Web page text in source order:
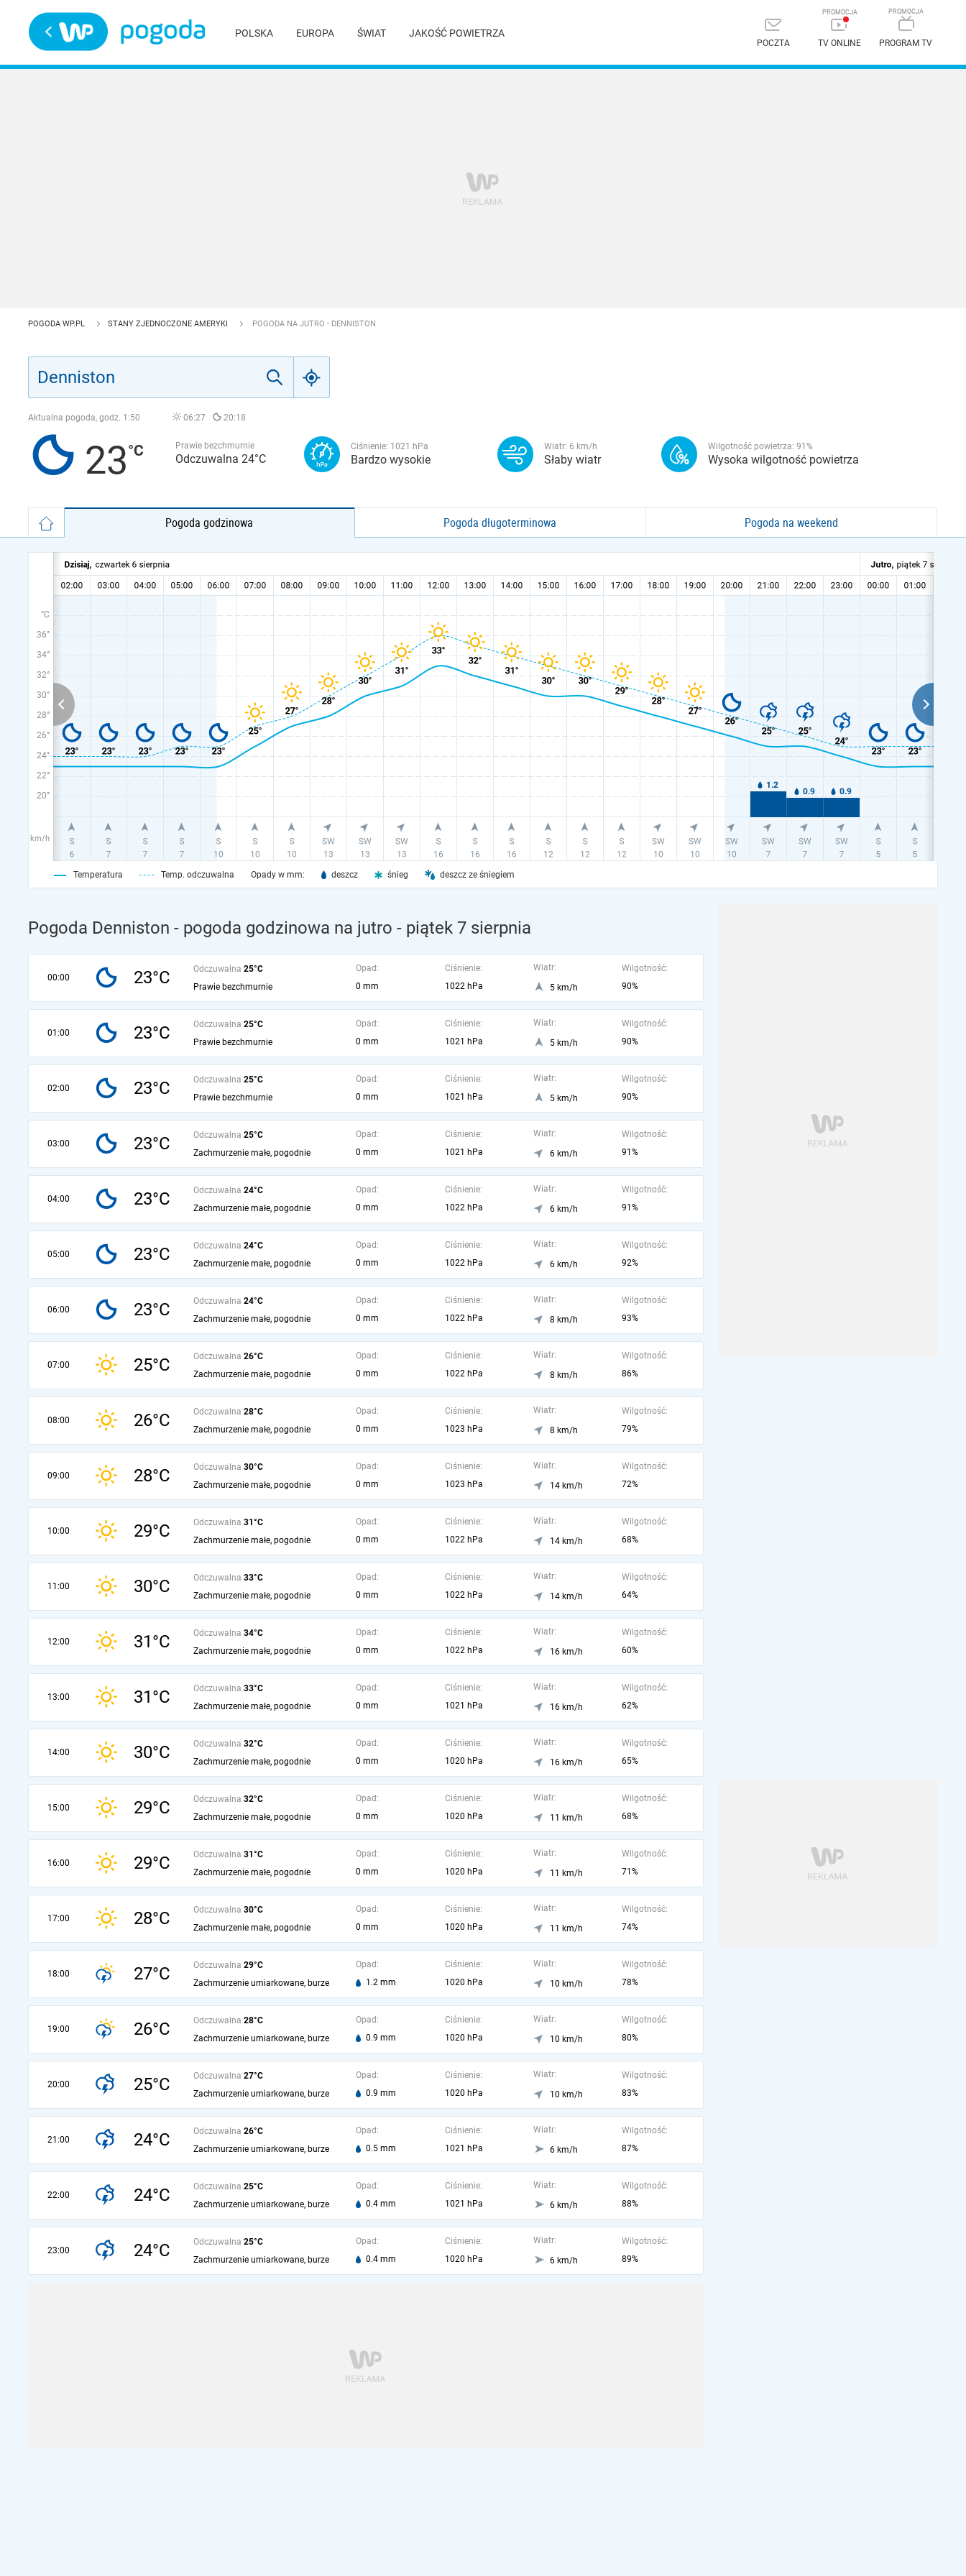
POLSKA EUROPA ŚWIAT JAKOŚĆ POWIETRZA
POCZTA TV ONLINE PROGRAM TV
POGODA WP.PL STANY ZJEDNOCZONE AMERYKI POGODA NA JUTRO - DENNISTON
Aktualna pogoda, godz. 1:50 06:27 20:18
23 Prawie bezchmurnie
Odczuwalna 24°C
Ciśnienie: 1021 hPa
Bardzo wysokie
Wiatr: 6 km/h
Słaby wiatr
Wilgotność powietrza: 91 %
Wysoka wilgotność powietrza
Pogoda godzinowa Pogoda długoterminowa Pogoda na weekend
°C
36°
34°
32°
30°
28°
26°
24°
22°
20°
km/h
Temperatura Temp. odczuwalna Opady w mm: deszcz śnieg deszcz ze śniegiem
Pogoda Denniston - pogoda godzinowa na jutro - piątek 7 sierpnia
00:00 23°C Odczuwalna 25°C
Prawie bezchmurnie
Opad:
0 mm
Ciśnienie:
1022 hPa
Wiatr:
5 km/h
Wilgotność:
90%
01:00 23°C Odczuwalna 25°C
Prawie bezchmurnie
Opad:
0 mm
Ciśnienie:
1021 hPa
Wiatr:
5 km/h
Wilgotność:
90%
02:00 23°C Odczuwalna 25°C
Prawie bezchmurnie
Opad:
0 mm
Ciśnienie:
1021 hPa
Wiatr:
5 km/h
Wilgotność:
90%
03:00 23°C Odczuwalna 25°C
Zachmurzenie małe, pogodnie
Opad:
0 mm
Ciśnienie:
1021 hPa
Wiatr:
6 km/h
Wilgotność:
91%
04:00 23°C Odczuwalna 24°C
Zachmurzenie małe, pogodnie
Opad:
0 mm
Ciśnienie:
1022 hPa
Wiatr:
6 km/h
Wilgotność:
91%
05:00 23°C Odczuwalna 24°C
Zachmurzenie małe, pogodnie
Opad:
0 mm
Ciśnienie:
1022 hPa
Wiatr:
6 km/h
Wilgotność:
92%
06:00 23°C Odczuwalna 24°C
Zachmurzenie małe, pogodnie
Opad:
0 mm
Ciśnienie:
1022 hPa
Wiatr:
8 km/h
Wilgotność:
93%
07:00 25°C Odczuwalna 26°C
Zachmurzenie małe, pogodnie
Opad:
0 mm
Ciśnienie:
1022 hPa
Wiatr:
8 km/h
Wilgotność:
86%
08:00 26°C Odczuwalna 28°C
Zachmurzenie małe, pogodnie
Opad:
0 mm
Ciśnienie:
1023 hPa
Wiatr:
8 km/h
Wilgotność:
79%
09:00 28°C Odczuwalna 30°C
Zachmurzenie małe, pogodnie
Opad:
0 mm
Ciśnienie:
1023 hPa
Wiatr:
14 km/h
Wilgotność:
72%
10:00 29°C Odczuwalna 31°C
Zachmurzenie małe, pogodnie
Opad:
0 mm
Ciśnienie:
1022 hPa
Wiatr:
14 km/h
Wilgotność:
68%
11:00 30°C Odczuwalna 33°C
Zachmurzenie małe, pogodnie
Opad:
0 mm
Ciśnienie:
1022 hPa
Wiatr:
14 km/h
Wilgotność:
64%
12:00 31°C Odczuwalna 34°C
Zachmurzenie małe, pogodnie
Opad:
0 mm
Ciśnienie:
1022 hPa
Wiatr:
16 km/h
Wilgotność:
60%
13:00 31°C Odczuwalna 33°C
Zachmurzenie małe, pogodnie
Opad:
0 mm
Ciśnienie:
1021 hPa
Wiatr:
16 km/h
Wilgotność:
62%
14:00 30°C Odczuwalna 32°C
Zachmurzenie małe, pogodnie
Opad:
0 mm
Ciśnienie:
1020 hPa
Wiatr:
16 km/h
Wilgotność:
65%
15:00 29°C Odczuwalna 32°C
Zachmurzenie małe, pogodnie
Opad:
0 mm
Ciśnienie:
1020 hPa
Wiatr:
11 km/h
Wilgotność:
68%
16:00 29°C Odczuwalna 31°C
Zachmurzenie małe, pogodnie
Opad:
0 mm
Ciśnienie:
1020 hPa
Wiatr:
11 km/h
Wilgotność:
71%
17:00 28°C Odczuwalna 30°C
Zachmurzenie małe, pogodnie
Opad:
0 mm
Ciśnienie:
1020 hPa
Wiatr:
11 km/h
Wilgotność:
74%
18:00 27°C Odczuwalna 29°C
Zachmurzenie umiarkowane, burze
Opad:
1.2 mm
Ciśnienie:
1020 hPa
Wiatr:
10 km/h
Wilgotność:
78%
19:00 26°C Odczuwalna 28°C
Zachmurzenie umiarkowane, burze
Opad:
0.9 mm
Ciśnienie:
1020 hPa
Wiatr:
10 km/h
Wilgotność:
80%
20:00 25°C Odczuwalna 27°C
Zachmurzenie umiarkowane, burze
Opad:
0.9 mm
Ciśnienie:
1020 hPa
Wiatr:
10 km/h
Wilgotność:
83%
21:00 24°C Odczuwalna 26°C
Zachmurzenie umiarkowane, burze
Opad:
0.5 mm
Ciśnienie:
1021 hPa
Wiatr:
6 km/h
Wilgotność:
87%
22:00 24°C Odczuwalna 25°C
Zachmurzenie umiarkowane, burze
Opad:
0.4 mm
Ciśnienie:
1021 hPa
Wiatr:
6 km/h
Wilgotność:
88%
23:00 24°C Odczuwalna 25°C
Zachmurzenie umiarkowane, burze
Opad:
0.4 mm
Ciśnienie:
1020 hPa
Wiatr:
6 km/h
Wilgotność:
89%